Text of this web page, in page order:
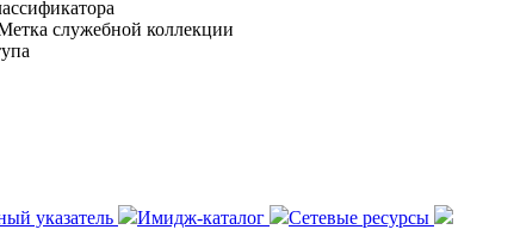
служебной коллекции
указатель Имидж-каталог
Сетевые ресурсы